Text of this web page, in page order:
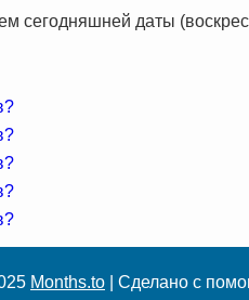
сегодняшней даты
Months.to | Сделано с